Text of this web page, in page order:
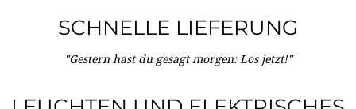
SCHNELLE LIEFERUNG
"Gestern hast du gesagt morgen: Los jetzt!"